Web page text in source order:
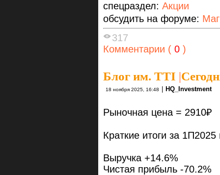
спецраздел: Акции
обсудить на форуме:
317
Комментарии ( 0 )
Блог им. TTI |
18 ноября 2025, 16:48 | HQ_Investment
Рыночная цена = 2910₽
Краткие итоги за
Выручка +14.6%
Чистая прибыль -70.2%